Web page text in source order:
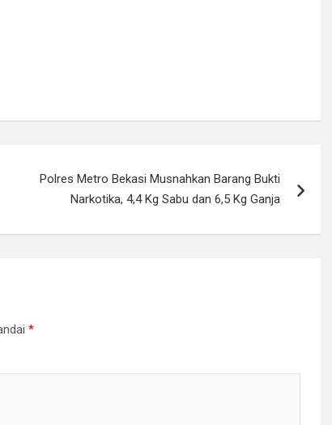
Polres Metro Bekasi Musnahkan Barang Bukti
Narkotika, 4,4 Kg Sabu dan 6,5 Kg Ganja
*